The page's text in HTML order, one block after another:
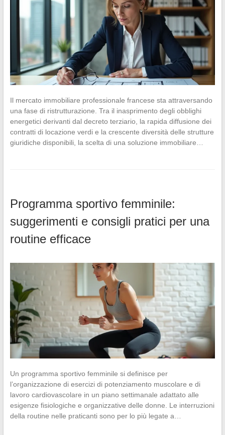
Il mercato immobiliare professionale francese sta attraversando
una fase di ristrutturazione. Tra il inasprimento degli obblighi
energetici derivanti dal decreto terziario, la rapida diffusione dei
contratti di locazione verdi e la crescente diversità delle strutture
giuridiche disponibili, la scelta di una soluzione immobiliare…
Programma sportivo femminile:
suggerimenti e consigli pratici per una
routine efficace
Un programma sportivo femminile si definisce per
l’organizzazione di esercizi di potenziamento muscolare e di
lavoro cardiovascolare in un piano settimanale adattato alle
esigenze fisiologiche e organizzative delle donne. Le interruzioni
della routine nelle praticanti sono per lo più legate a…